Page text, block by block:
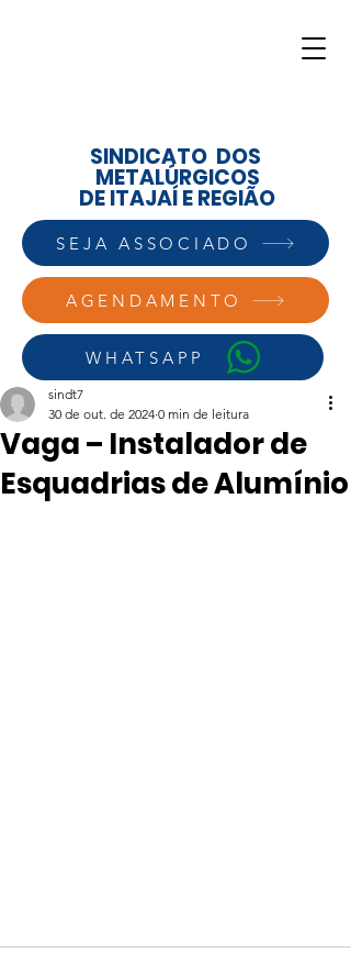
AGENDAMENTO
WHATSAPP
SINDICATO DOS
METALÚRGICOS
DE ITAJAÍ E REGIÃO
SEJA ASSOCIADO
Vaga – Instalador de
Esquadrias de Alumínio
sindt7
30 de out. de 2024 0 min de leitura